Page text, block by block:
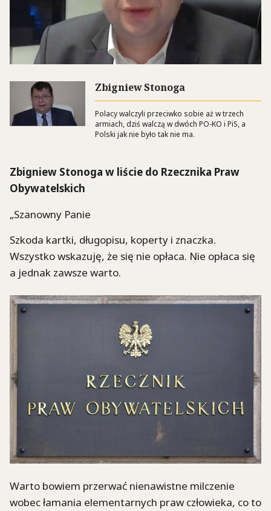
Zbigniew Stonoga
Polacy walczyli przeciwko sobie aż w trzech
armiach, dziś walczą w dwóch PO-KO i PiS, a
Polski jak nie było tak nie ma.
Zbigniew Stonoga w liście do Rzecznika Praw
Obywatelskich
„Szanowny Panie
Szkoda kartki, długopisu, koperty i znaczka.
Wszystko wskazuję, że się nie opłaca. Nie opłaca się
a jednak zawsze warto.
Warto bowiem przerwać nienawistne milczenie
wobec łamania elementarnych praw człowieka, co to